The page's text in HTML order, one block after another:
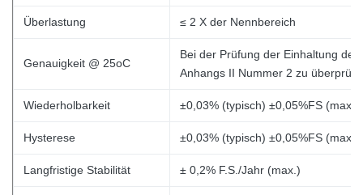
Überlastung ≤ 2 X der Nennbereich
Genauigkeit @ 25oC
Bei der Prüfung der Einhaltung
Anhangs II Nummer 2 zu
Wiederholbarkeit ±0,03% (typisch) ±0,05%FS (max.)
Hysterese ±0,03% (typisch) ±0,05%FS (max.)
Langfristige Stabilität ± 0,2% F.S./Jahr (max.)